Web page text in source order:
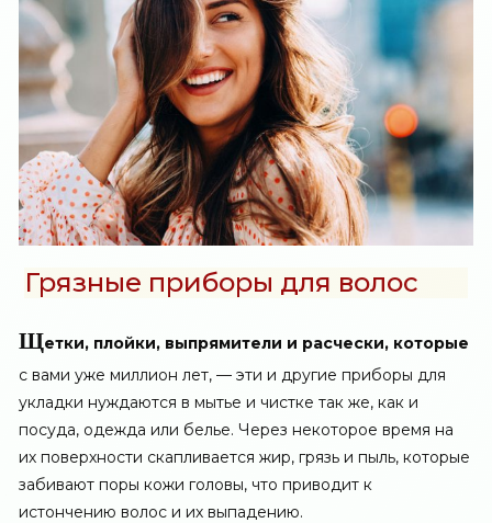
Грязные приборы для волос
Щетки, плойки, выпрямители и расчески, которые
с вами уже миллион лет, — эти и другие приборы для
укладки нуждаются в мытье и чистке так же, как и
посуда, одежда или белье. Через некоторое время на
их поверхности скапливается жир, грязь и пыль, которые
забивают поры кожи головы, что приводит к
истончению волос и их выпадению.